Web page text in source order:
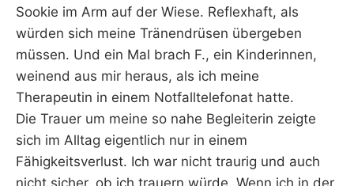
Sookie im Arm auf der Wiese. Reflexhaft, als
würden sich meine Tränendrüsen übergeben
müssen. Und ein Mal brach F., ein Kinderinnen,
weinend aus mir heraus, als ich meine
Therapeutin in einem Notfalltelefonat hatte.
Die Trauer um meine so nahe Begleiterin zeigte
sich im Alltag eigentlich nur in einem
Fähigkeitsverlust. Ich war nicht traurig und auch